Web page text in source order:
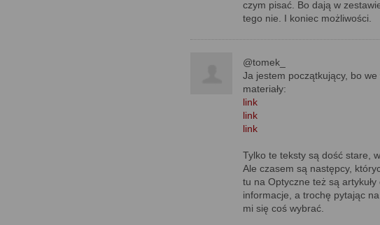
czym pisać. Bo dają w
tego nie. I koniec możliwości.
@tomek_
Ja jestem początkujący, bo
materiały:
link
link
link
Tylko te teksty są dość stare,
Ale czasem są następcy,
tu na Optyczne też są
informacje, a trochę pytając
mi się coś wybrać.